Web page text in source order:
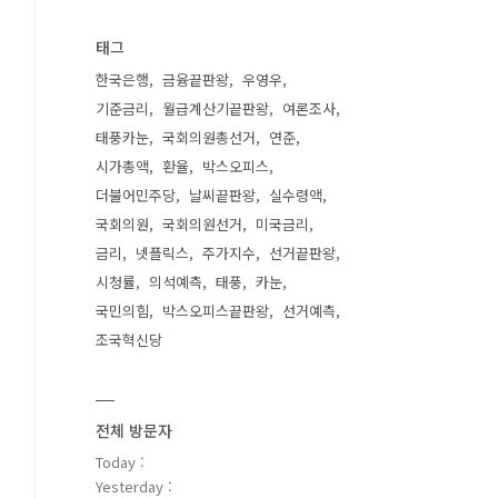
태그
한국은행 금융끝판왕
우영우
기준금리
월급계산기끝판왕
여론조사
태풍카눈
국회의원총선거
연준
시가총액
환율
박스오피스
더불어민주당
날씨끝판왕
실수령액
국회의원
국회의원선거
미국금리
금리
넷플릭스 주가지수
선거끝판왕
시청률
의석예측 태풍
카눈
국민의힘
박스오피스끝판왕
선거예측
조국혁신당
전체 방문자
Today :
Yesterday :